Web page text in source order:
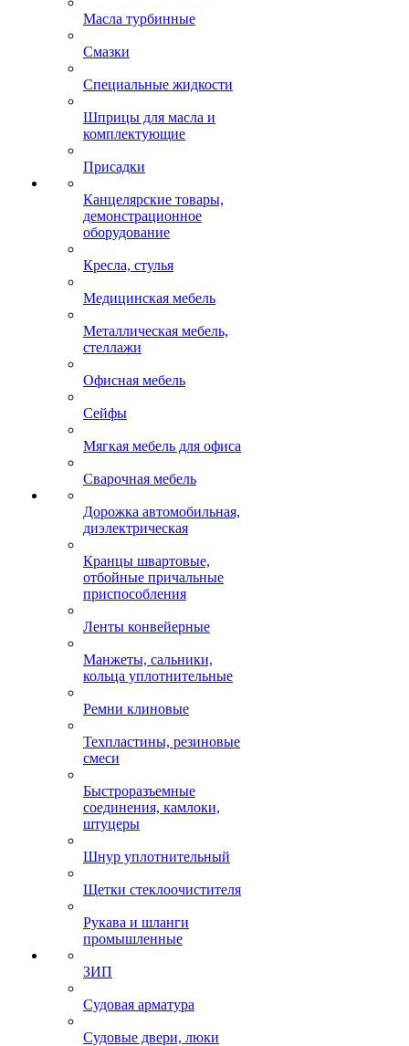
Масла турбинные
Смазки
Специальные жидкости
Шприцы для масла и
комплектующие
Присадки
Канцелярские товары,
демонстрационное
оборудование
Кресла, стулья
Медицинская мебель
Металлическая мебель,
стеллажи
Офисная мебель
Сейфы
Мягкая мебель для офиса
Сварочная мебель
Дорожка автомобильная,
диэлектрическая
Кранцы швартовые,
отбойные причальные
приспособления
Ленты конвейерные
Манжеты, сальники,
кольца уплотнительные
Ремни клиновые
Техпластины, резиновые
смеси
Быстроразъемные
соединения, камлоки,
штуцеры
Шнур уплотнительный
Щетки стеклоочистителя
Рукава и шланги
промышленные
ЗИП
Судовая арматура
Судовые двери, люки